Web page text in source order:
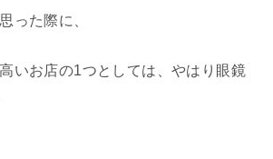
った際に、
いお店の1つとしては、やはり眼鏡